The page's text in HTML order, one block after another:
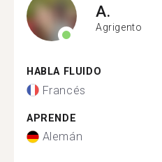
A.
Agrigento
HABLA FLUIDO
Francés
APRENDE
Alemán